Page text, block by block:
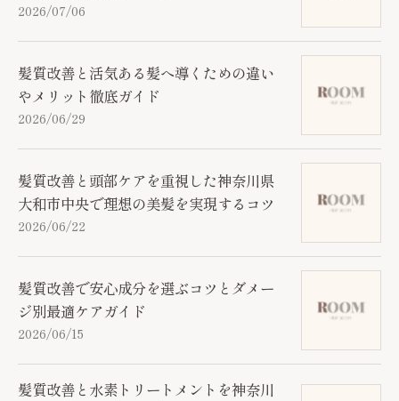
2026/07/06
髪質改善と活気ある髪へ導くための違い
やメリット徹底ガイド
2026/06/29
髪質改善と頭部ケアを重視した神奈川県
大和市中央で理想の美髪を実現するコツ
2026/06/22
髪質改善で安心成分を選ぶコツとダメー
ジ別最適ケアガイド
2026/06/15
髪質改善と水素トリートメントを神奈川